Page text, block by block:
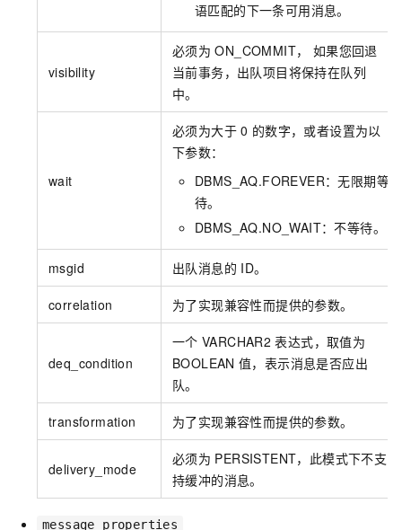
语匹配的下一条可用消息。
visibility
必须为 ON_COMMIT， 如果您回退
当前事务，出队项目将保持在队列
中。
wait
必须为大于 0 的数字，或者设置为以
下参数：
DBMS_AQ.FOREVER：无限期等
待。
DBMS_AQ.NO_WAIT：不等待。
msgid 出队消息的 ID。
correlation 为了实现兼容性而提供的参数。
deq_condition
一个 VARCHAR2 表达式，取值为
BOOLEAN 值，表示消息是否应出
队。
transformation 为了实现兼容性而提供的参数。
delivery_mode
必须为 PERSISTENT，此模式下不支
持缓冲的消息。
message_properties